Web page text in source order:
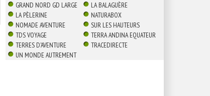
GRAND NORD GD LARGE
LA BALAGUÈRE
LA PÈLERINE
NATURABOX
NOMADE AVENTURE
SUR LES HAUTEURS
TDS VOYAGE
TERRA ANDINA EQUATEUR
TERRES D'AVENTURE
TRACEDIRECTE
UN MONDE AUTREMENT